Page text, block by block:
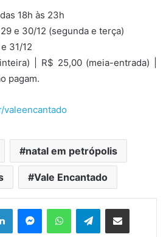
18h às 23h
e 30/12 (segunda e terça)
31/12
| R$ 25,00 (meia-entrada) |
pagam.
valeencantado
natal em petrópolis
Vale Encantado
Telegram